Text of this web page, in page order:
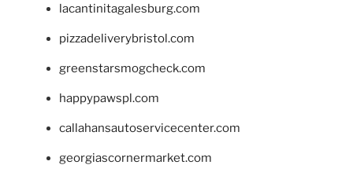
lacantinitagalesburg.com
pizzadeliverybristol.com
greenstarsmogcheck.com
happypawspl.com
callahansautoservicecenter.com
georgiascornermarket.com